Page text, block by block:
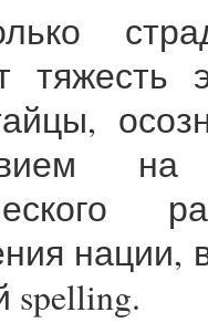
нации,
spelling.